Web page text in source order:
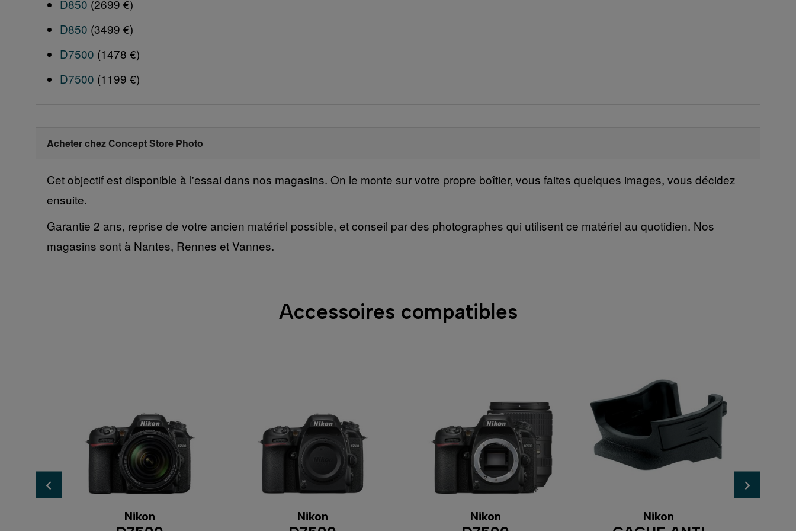
D850 (2699 €)
D850 (3499 €)
D7500 (1478 €)
D7500 (1199 €)
Acheter chez Concept Store Photo
Cet objectif est disponible à l'essai dans nos magasins. On le monte sur votre propre boîtier, vous faites quelques images, vous décidez
ensuite.
Garantie 2 ans, reprise de votre ancien matériel possible, et conseil par des photographes qui utilisent ce matériel au quotidien. Nos
magasins sont à Nantes, Rennes et Vannes.
Accessoires compatibles
Nikon Nikon Nikon Nikon